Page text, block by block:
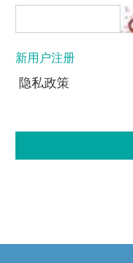
新用户注册
隐私政策